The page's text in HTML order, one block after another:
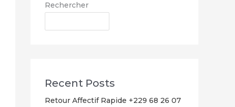
Rechercher
Recent Posts
Retour Affectif Rapide +229 68 26 07